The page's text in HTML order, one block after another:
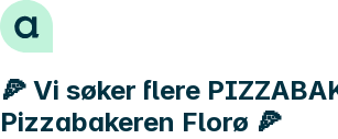
Hopp til innhold
🍕 Vi søker flere
Pizzabakeren Florø 🍕